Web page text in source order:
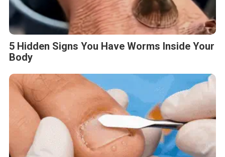
5 Hidden Signs You Have Worms Inside Your
Body